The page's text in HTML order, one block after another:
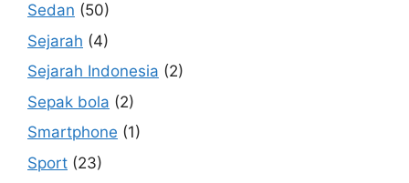
Sedan (50)
Sejarah (4)
Sejarah Indonesia (2)
Sepak bola (2)
Smartphone (1)
Sport (23)